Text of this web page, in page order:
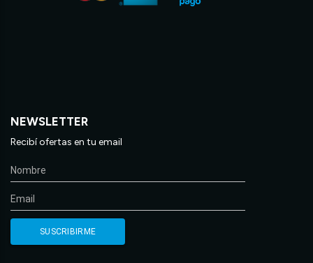
NEWSLETTER
Recibí ofertas en tu email